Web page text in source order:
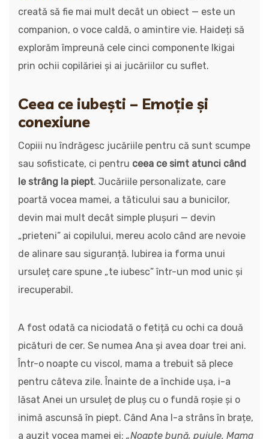
creată să fie mai mult decât un obiect — este un
companion, o voce caldă, o amintire vie. Haideți să
explorăm împreună cele cinci componente Ikigai
prin ochii copilăriei și ai jucăriilor cu suflet.
Ceea ce iubești – Emoție și
conexiune
Copiii nu îndrăgesc jucăriile pentru că sunt scumpe
sau sofisticate, ci pentru ceea ce simt atunci când
le strâng la piept. Jucăriile personalizate, care
poartă vocea mamei, a tăticului sau a bunicilor,
devin mai mult decât simple plușuri — devin
„prieteni” ai copilului, mereu acolo când are nevoie
de alinare sau siguranță. Iubirea ia forma unui
ursuleț care spune „te iubesc” într-un mod unic și
irecuperabil.
A fost odată ca niciodată o fetiță cu ochi ca două
picături de cer. Se numea Ana și avea doar trei ani.
Într-o noapte cu viscol, mama a trebuit să plece
pentru câteva zile. Înainte de a închide ușa, i-a
lăsat Anei un ursuleț de pluș cu o fundă roșie și o
inimă ascunsă în piept. Când Ana l-a strâns în brațe,
a auzit vocea mamei ei: „Noapte bună, puiule. Mama